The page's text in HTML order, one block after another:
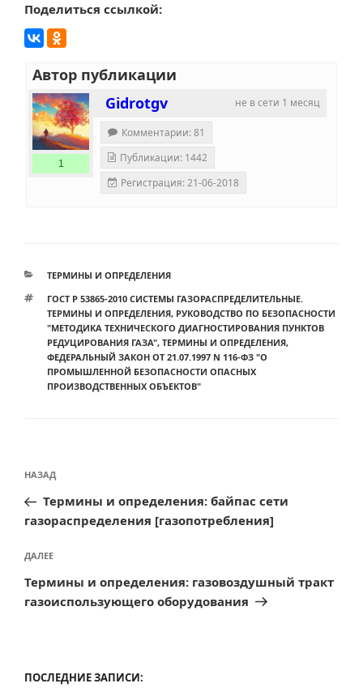
Поделиться ссылкой:
Автор публикации
не в сети 1 месяц
Gidrotgv
1
Комментарии: 81
Публикации: 1442
Регистрация: 21-06-2018
РУБРИКИ
ТЕРМИНЫ И ОПРЕДЕЛЕНИЯ
МЕТКИ
ГОСТ Р 53865-2010 СИСТЕМЫ ГАЗОРАСПРЕДЕЛИТЕЛЬНЫЕ.
ТЕРМИНЫ И ОПРЕДЕЛЕНИЯ, РУКОВОДСТВО ПО БЕЗОПАСНОСТИ
"МЕТОДИКА ТЕХНИЧЕСКОГО ДИАГНОСТИРОВАНИЯ ПУНКТОВ
РЕДУЦИРОВАНИЯ ГАЗА", ТЕРМИНЫ И ОПРЕДЕЛЕНИЯ,
ФЕДЕРАЛЬНЫЙ ЗАКОН ОТ 21.07.1997 N 116-ФЗ "О
ПРОМЫШЛЕННОЙ БЕЗОПАСНОСТИ ОПАСНЫХ
ПРОИЗВОДСТВЕННЫХ ОБЪЕКТОВ"
Навигация
записям
Предыдущая
запись:
НАЗАД
Термины и определения: байпас сети
газораспределения [газопотребления]
Следующая
запись
ДАЛЕЕ
Термины и определения: газовоздушный тракт
газоиспользующего оборудования
ПОСЛЕДНИЕ ЗАПИСИ: